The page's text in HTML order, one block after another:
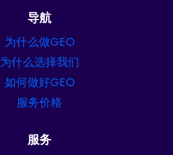
导航
为什么做GEO
为什么选择我们
如何做好GEO
服务价格
服务